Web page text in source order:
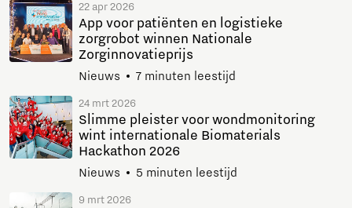
22 apr 2026
App voor patiënten en logistieke
zorgrobot winnen Nationale
Zorginnovatieprijs
Nieuws 7 minuten leestijd
24 mrt 2026
Slimme pleister voor wondmonitoring
wint internationale Biomaterials
Hackathon 2026
Nieuws 5 minuten leestijd
9 mrt 2026